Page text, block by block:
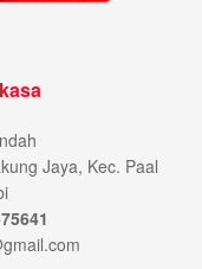
Jaya, Kec. Paal